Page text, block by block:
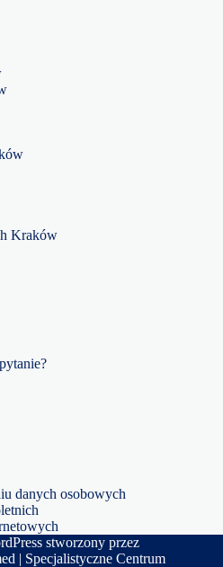
Kraków
danych osobowych
stworzony przez
| Specjalistyczne Centrum